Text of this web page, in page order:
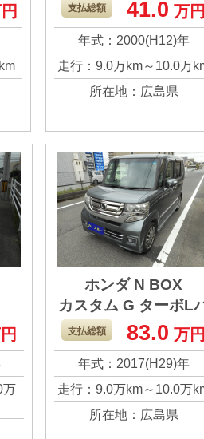
ダイハツハイゼッ
トラックです。 ジ
ンボなのでリクラ
ニングが出来て快
です。 まだまだ走
ると思うのでお願
します。
支払総額 41.0 万
年式：2000(H12)年
走行：9.0万km～10.0万
所在地：広島県
万
ホンダ N BOX
カスタム G ターボL
ッケージ
どこを走っても見
い日はないＮＢＯ
Ｘ！ ターボで走り
とても良く快適で
た。
支払総額 83.0 万
年式：2017(H29)年
走行：9.0万km～10.0万
所在地：広島県